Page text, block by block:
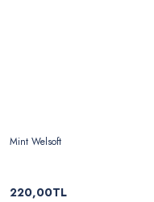
Mint Welsoft
220,00TL